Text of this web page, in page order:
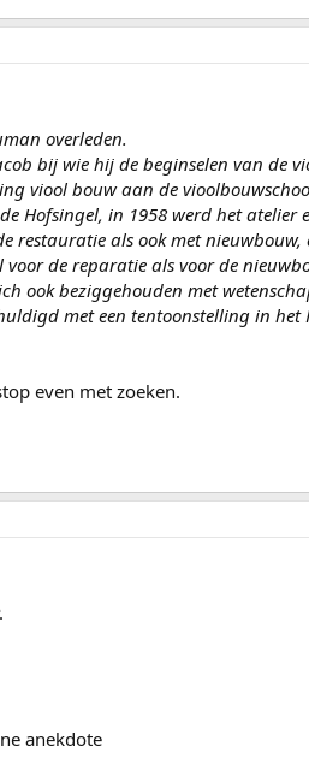
overleden.
bij wie hij de beginselen van de
viool bouw aan de
Hofsingel, in 1958 werd het atelier
restauratie als ook met nieuwbouw,
de reparatie als voor de
ook beziggehouden met
met een tentoonstelling in het
even met zoeken.
anekdote